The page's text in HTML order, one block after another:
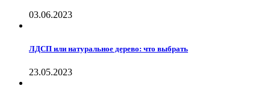
03.06.2023
ЛДСП или натуральное дерево: что выбрать
23.05.2023